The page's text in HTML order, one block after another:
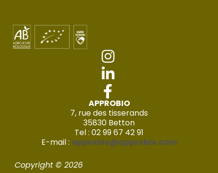
APPROBIO
7, rue des tisserands
35830 Betton
Tel : 02 99 67 42 91
E-mail : approbio@approbio.com
Copyright © 2026